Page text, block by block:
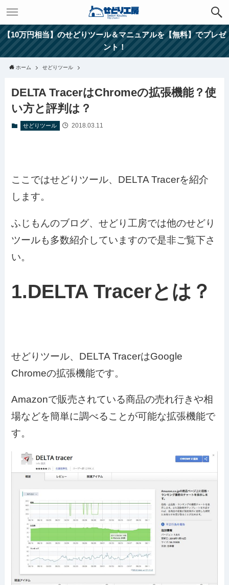
【10万円相当】のせどりツール＆マニュアルを【無料】でプレゼ
ント！
ホーム せどりツール
DELTA TracerはChromeの拡張機能？使
い方と評判は？
せどりツール 2018.03.11
ここではせどりツール、DELTA Tracerを紹介
します。
ふじもんのブログ、せどり工房では他のせどり
ツールも多数紹介していますので是非ご覧下さ
い。
1.DELTA Tracerとは？
せどりツール、DELTA TracerはGoogle
Chromeの拡張機能です。
Amazonで販売されている商品の売れ行きや相
場などを簡単に調べることが可能な拡張機能で
す。